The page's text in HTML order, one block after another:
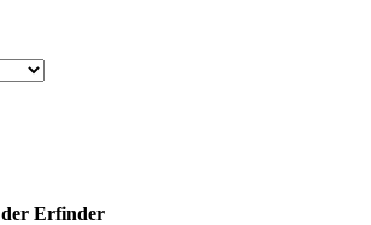
der Erfinder